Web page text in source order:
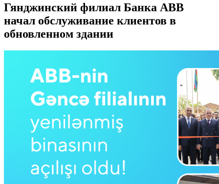
Гянджинский филиал Банка ABB
начал обслуживание клиентов в
обновленном здании